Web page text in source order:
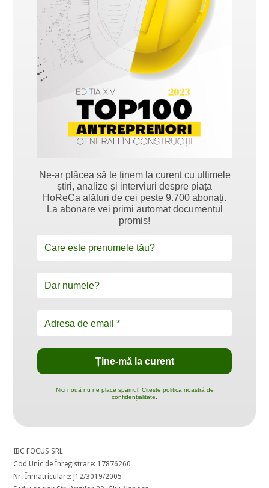
Ne-ar plăcea să te ținem la curent cu ultimele
știri, analize și interviuri despre piața
HoReCa alături de cei peste 9.700 abonați.
La abonare vei primi automat documentul
promis!
Nici nouă nu ne place spamul! Citește politica noastră de
confidențialitate.
IBC FOCUS SRL
Cod Unic de Înregistrare: 17876260
Nr. Înmatriculare: J12/3019/2005